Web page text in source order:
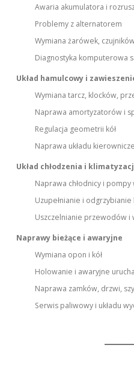
Awaria akumulatora i
Problemy z alternatorem
Wymiana żarówek,
Diagnostyka komputerowa
Układ hamulcowy i
Wymiana tarcz, klocków,
Naprawa amortyzatorów i
Regulacja geometrii kół
Naprawa układu
Układ chłodzenia i
Naprawa chłodnicy i pompy
Uzupełnianie i odgrzybianie
Uszczelnianie przewodów i
Naprawy bieżące i awaryjne
Wymiana opon i kół
Holowanie i awaryjne
Naprawa zamków, drzwi,
Serwis paliwowy i układu